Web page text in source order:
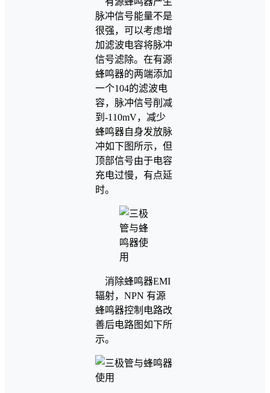
脉冲信号能量不是
很强，可以考虑增
加滤波电容将脉冲
信号滤除。在有源
蜂鸣器的两端添加
一个104的滤波电
容，脉冲信号削减
到-110mV，减少
蜂鸣器自身发放脉
冲如下图所示，但
顶部信号由于电容
充电过慢，有点延
时。
消除蜂鸣器EMI
辐射，NPN 有源
蜂鸣器控制电路改
善后电路图如下所
示。